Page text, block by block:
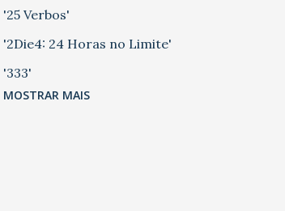
'25 Verbos'
'2Die4: 24 Horas no Limite'
'333'
'5 Casas' 'Chão de Fábrica'
MOSTRAR MAIS